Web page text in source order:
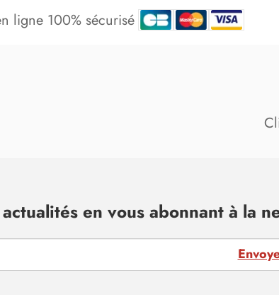
ligne 100% sécurisé
en vous abonnant à la